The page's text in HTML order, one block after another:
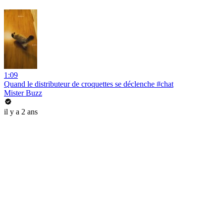
1:09
Quand le distributeur de croquettes se déclenche #chat
Mister Buzz
il y a 2 ans